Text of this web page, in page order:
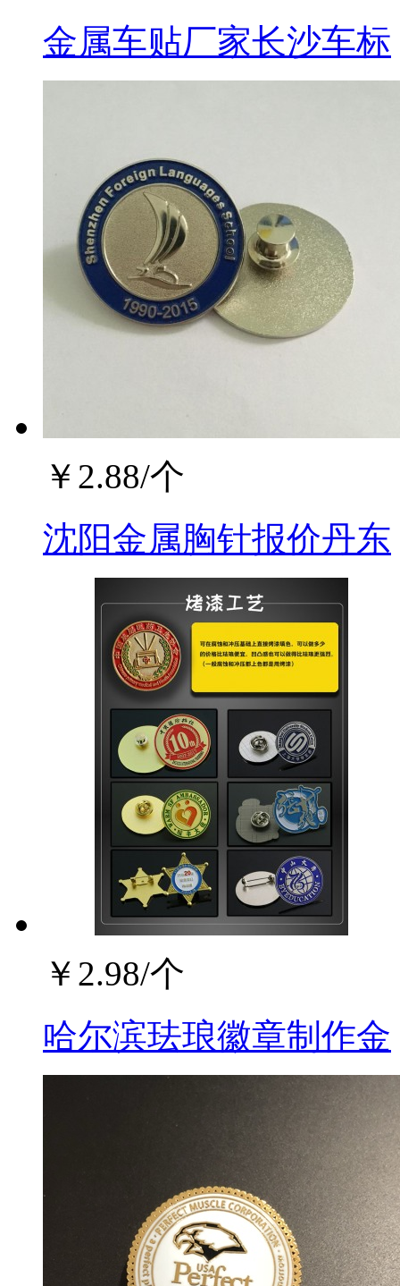
金属车贴厂家长沙车标
￥ 2.88/个
沈阳金属胸针报价丹东
￥ 2.98/个
哈尔滨珐琅徽章制作金